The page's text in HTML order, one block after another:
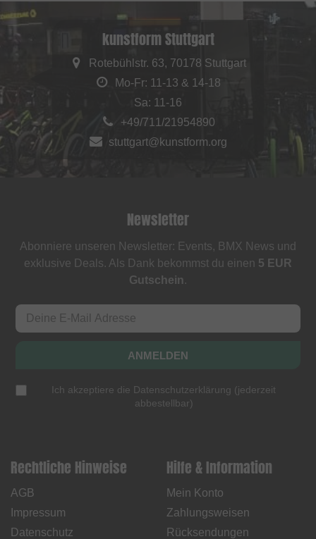
kunstform Stuttgart
Rotebühlstr. 63, 70178 Stuttgart
Mo-Fr: 11-13 & 14-18
Sa: 11-16
+49/711/21954890
stuttgart@kunstform.org
Newsletter
Abonniere unseren Newsletter: Events, BMX News und
exklusive Deals. Als Dank bekommst du einen 5 EUR
Gutschein.
ANMELDEN
Ich akzeptiere die Datenschutzerklärung (jederzeit
abbestellbar)
Rechtliche Hinweise
AGB
Impressum
Datenschutz
Hilfe & Information
Mein Konto
Zahlungsweisen
Rücksendungen